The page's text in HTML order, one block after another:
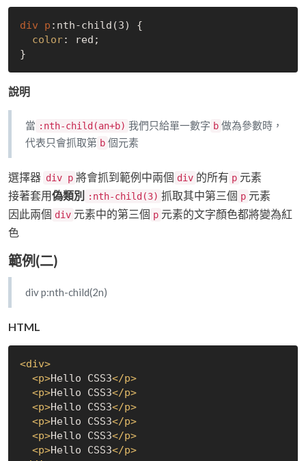
div p :nth-child(3)
{
color: red;
說明
當 :nth-child(an+b) 我們只給單一數字 b 做為參數時，
代表只會抓取第 b 個元素
選擇器 div p 將會抓到範例中兩個 div 的所有 p 元素
接著套用偽類別 :nth-child(3) 抓取其中第三個 p 元素
因此兩個 div 元素中的第三個 p 元素的文字顏色都將變為紅
色
範例(二)
div p:nth-child(2n)
HTML
<div>
<p>Hello CSS3</p>
<p>Hello CSS3</p>
<p>Hello CSS3</p>
<p>Hello CSS3</p>
<p>Hello CSS3</p>
<p>Hello CSS3</p>